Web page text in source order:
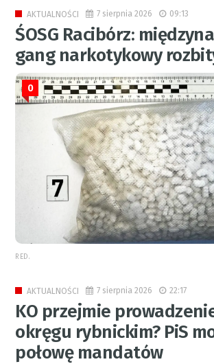
AKTUALNOŚCI 7 sierpnia 2026 09:13
ŚOSG Racibórz:
gang narkotykowy
0
RED.
AKTUALNOŚCI 7 sierpnia 2026 22:17
KO przejmie
okręgu rybnickim? PiS
połowę mandatów